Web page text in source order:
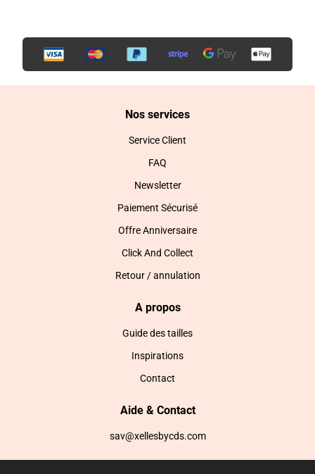
Nos services
Service Client
FAQ
Newsletter
Paiement Sécurisé
Offre Anniversaire
Click And Collect
Retour / annulation
A propos
Guide des tailles
Inspirations
Contact
Aide & Contact
sav@xellesbycds.com